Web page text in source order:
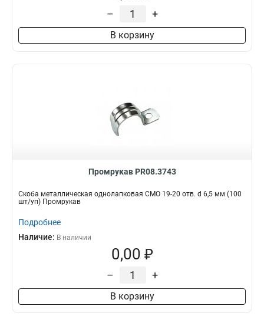
– +
В корзину
Промрукав PR08.3743
Скоба металлическая однолапковая СМО 19-20 отв. d 6,5 мм (100
шт/уп) Промрукав
Подробнее
Наличие: В наличии
0,00 ₽
– +
В корзину